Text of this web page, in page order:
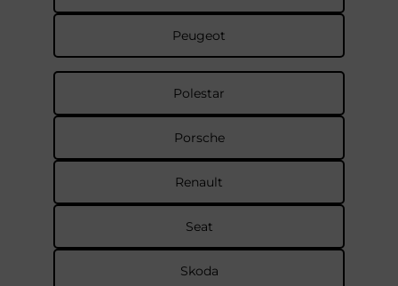
Peugeot
Polestar
Porsche
Renault
Seat
Skoda